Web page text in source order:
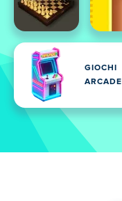
GIOCHI
ARCADE